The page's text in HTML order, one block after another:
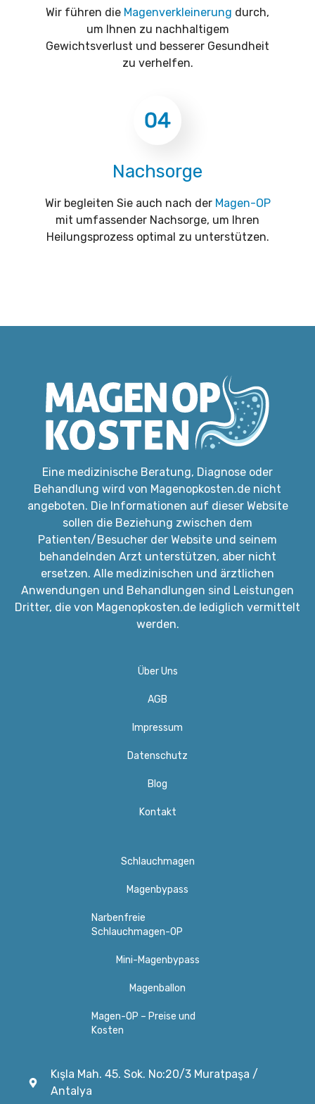
Wir führen die Magenverkleinerung durch,
um Ihnen zu nachhaltigem
Gewichtsverlust und besserer Gesundheit
zu verhelfen.
04
Nachsorge
Wir begleiten Sie auch nach der Magen-OP
mit umfassender Nachsorge, um Ihren
Heilungsprozess optimal zu unterstützen.
Eine medizinische Beratung, Diagnose oder
Behandlung wird von Magenopkosten.de nicht
angeboten. Die Informationen auf dieser Website
sollen die Beziehung zwischen dem
Patienten/Besucher der Website und seinem
behandelnden Arzt unterstützen, aber nicht
ersetzen. Alle medizinischen und ärztlichen
Anwendungen und Behandlungen sind Leistungen
Dritter, die von Magenopkosten.de lediglich vermittelt
werden.
Über Uns
AGB
Impressum
Datenschutz
Blog
Kontakt
Schlauchmagen
Magenbypass
Narbenfreie
Schlauchmagen-OP
Mini-Magenbypass
Magenballon
Magen-OP – Preise und
Kosten
Kışla Mah. 45. Sok. No:20/3 Muratpaşa /
Antalya